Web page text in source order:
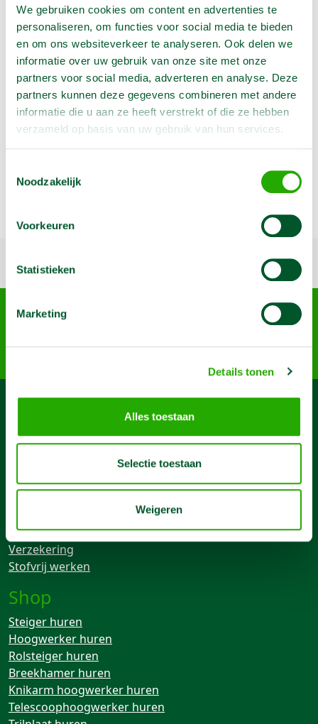
We gebruiken cookies om content en advertenties te
personaliseren, om functies voor social media te bieden
en om ons websiteverkeer te analyseren. Ook delen we
informatie over uw gebruik van onze site met onze
partners voor social media, adverteren en analyse. Deze
partners kunnen deze gegevens combineren met andere
informatie die u aan ze heeft verstrekt of die ze hebben
verzameld op basis van uw gebruik van hun services.
Noodzakelijk
Voorkeuren
Statistieken
Marketing
Details tonen
Alles toestaan
Selectie toestaan
Weigeren
(Excl. BTW)
Aantal:
In Winkelwagen
Geen klantenkaart wél korting
Avond van te voren halen; geen probleem
Arma Machine Verhuur
Nijverheidslaan 95-A, 3903 AN Veenendaal
085 4899 700
info@machineverhuur.nl
Links
Voorwaarden
Verzekering
Stofvrij werken
Shop
Steiger huren
Hoogwerker huren
Rolsteiger huren
Breekhamer huren
Knikarm hoogwerker huren
Telescoophoogwerker huren